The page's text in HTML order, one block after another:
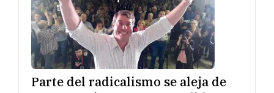
Parte del radicalismo se aleja de